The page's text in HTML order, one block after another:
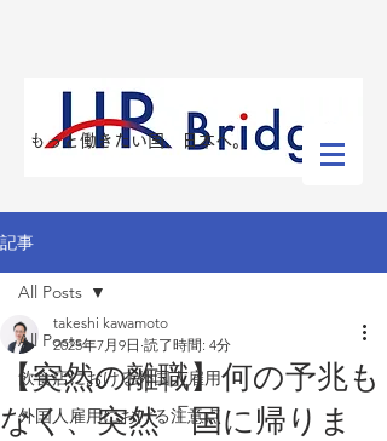
​もっと働きたい国、日本へ。
記事
All Posts
飲食店における外国人雇用
外国人雇用における注意点
All Posts
【突然の離職】何の予兆も
なく、突然「国に帰りま
takeshi kawamoto
2025年7月9日 読了時間: 4分